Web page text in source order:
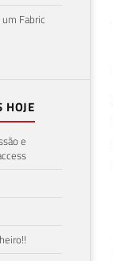
Fabric
HOJE
e